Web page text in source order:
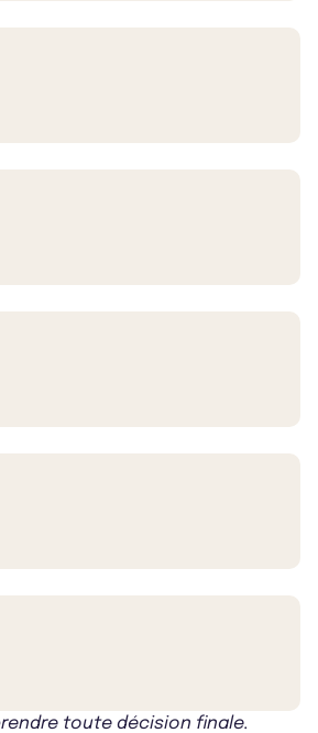
toute décision finale.